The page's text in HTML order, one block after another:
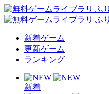
新着ゲーム
更新ゲーム
ランキング
新着